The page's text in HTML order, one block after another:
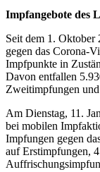
Impfangebote des
Seit dem 1. Oktober
gegen das Corona-
Impfpunkte in
Davon entfallen
Zweitimpfungen
Am Dienstag, 11.
bei mobilen
Impfungen gegen
auf Erstimpfungen,